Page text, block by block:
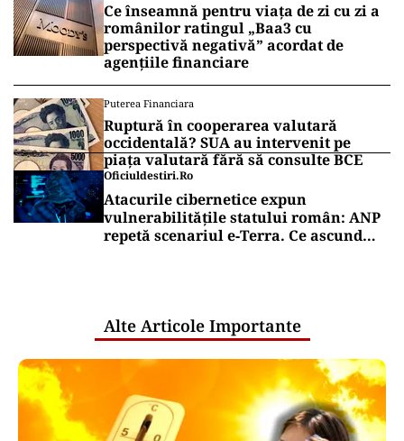
Ce înseamnă pentru viața de zi cu zi a
românilor ratingul „Baa3 cu
perspectivă negativă” acordat de
agențiile financiare
Puterea Financiara
Ruptură în cooperarea valutară
occidentală? SUA au intervenit pe
piața valutară fără să consulte BCE
Oficiuldestiri.ro
Atacurile cibernetice expun
vulnerabilitățile statului român: ANP
repetă scenariul e‑Terra. Ce ascund
Alte Articole Importante